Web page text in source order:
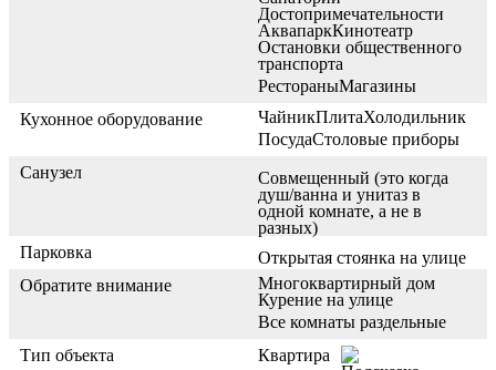
Достопримечательности
АквапаркКинотеатр
Остановки общественного
транспорта
РестораныМагазины
Кухонное оборудование
ЧайникПлитаХолодильник
ПосудаСтоловые приборы
Санузел
Совмещенный (это когда
душ/ванна и унитаз в
одной комнате, а не в
разных)
Парковка
Открытая стоянка на улице
Обратите внимание
Многоквартирный дом
Курение на улице
Все комнаты раздельные
Тип объекта
Квартира